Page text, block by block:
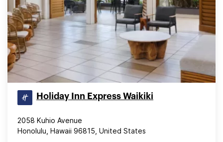
Holiday Inn Express Waikiki
2058 Kuhio Avenue
Honolulu, Hawaii 96815, United States